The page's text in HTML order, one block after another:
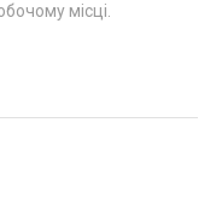
місці.